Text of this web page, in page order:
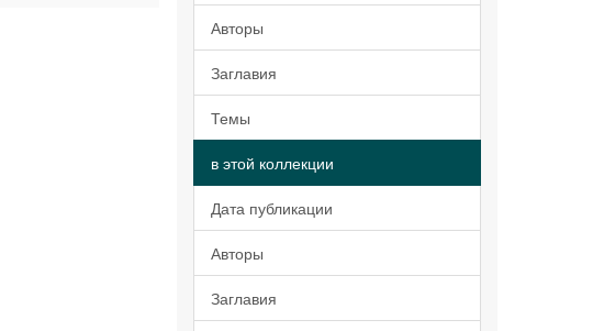
Авторы
Заглавия
Темы
в этой коллекции
Дата публикации
Авторы
Заглавия